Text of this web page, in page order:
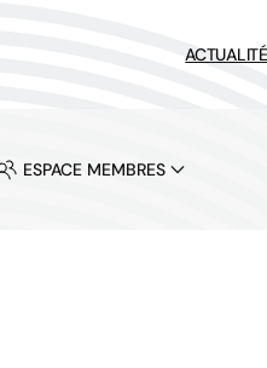
ESPACE MEMBRES